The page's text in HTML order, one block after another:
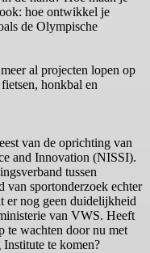
hoe ontwikkel je
de Olympische
al projecten lopen op
honkbal en
van de oprichting van
and Innovation (NISSI).
tussen
van sportonderzoek echter
er nog geen duidelijkheid
van VWS. Heeft
te wachten door nu met
te komen?